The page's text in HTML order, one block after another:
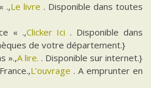
.,Le livre . Disponible dans toutes
« .,Clicker Ici . Disponible dans
de votre département.}
».,A lire. . Disponible sur internet.}
L’ouvrage . A emprunter en